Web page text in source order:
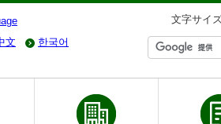
文字サイ
文 한국어